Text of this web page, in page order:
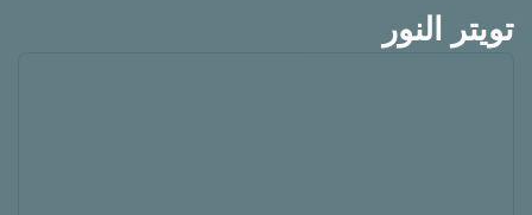
تويتر النور